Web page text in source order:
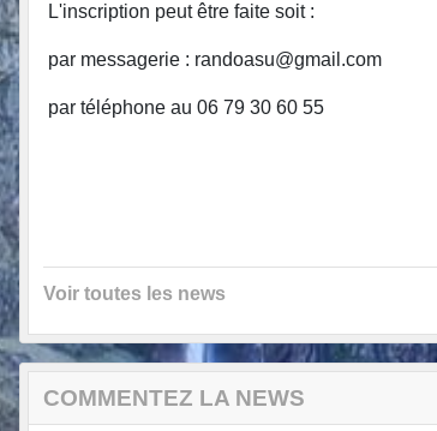
L'inscription peut être faite soit :
par messagerie : randoasu@gmail.com
par téléphone au 06 79 30 60 55
Voir toutes les news
COMMENTEZ LA NEWS